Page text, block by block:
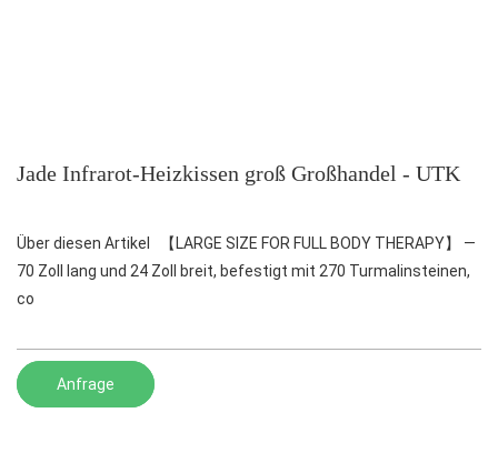
Jade Infrarot-Heizkissen groß Großhandel - UTK
Über diesen Artikel 【LARGE SIZE FOR FULL BODY THERAPY】 —
70 Zoll lang und 24 Zoll breit, befestigt mit 270 Turmalinsteinen,
co
Anfrage